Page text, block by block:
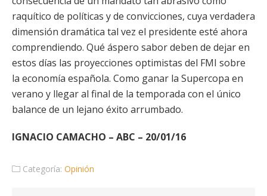
raquítico de políticas y de convicciones, cuya verdadera
dimensión dramática tal vez el presidente esté ahora
comprendiendo. Qué áspero sabor deben de dejar en
estos días las proyecciones optimistas del FMI sobre
la economía española. Como ganar la Supercopa en
verano y llegar al final de la temporada con el único
balance de un lejano éxito arrumbado.
IGNACIO CAMACHO – ABC – 20/01/16
Categoría: Opinión